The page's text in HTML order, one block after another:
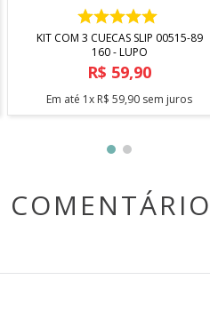
COMPRAR
KIT COM 3 CUECAS SLIP 00515-89
160 - LUPO
R$ 59,90
Em até 1x R$ 59,90 sem juros